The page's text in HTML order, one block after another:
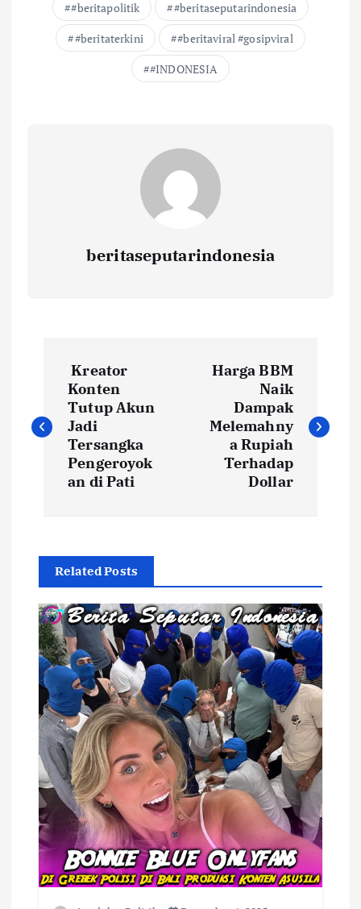
#beritapolitik
#beritaseputarindonesia
#beritaterkini
#beritaviral #gosipviral
#INDONESIA
beritaseputarindonesia
v
a
s
p
o
s
Kreator
Konten
Tutup Akun
Jadi
Tersangka
Pengeroyok
an di Pati
Harga BBM
Naik
Dampak
Melemahny
a Rupiah
Terhadap
Dollar
Related Posts